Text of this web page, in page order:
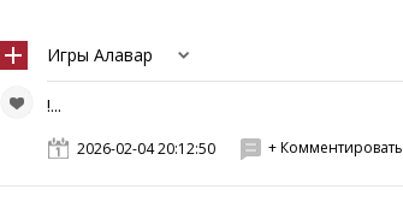
Игры Алавар
!...
2026-02-04 20:12:50 + Комментировать